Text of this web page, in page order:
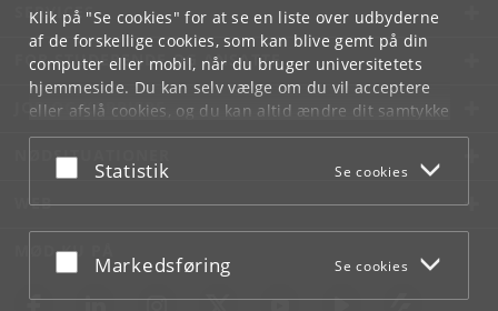
Klik på "Se cookies" for at se en liste over udbyderne
af de forskellige cookies, som kan blive gemt på din
computer eller mobil, når du bruger universitetets
hjemmeside. Du kan selv vælge om du vil acceptere
eller afslå cookies, og du kan altid ændre dit samtykke
underCookie- og privatlivspolitiksom du finder i
bunden af hver side.
Acceptér eller afslå
Statistik Se cookies
Acceptér eller afslå
Markedsføring Se cookies
SERVICES
FOR STUDERENDE OG ANSATTE
JOB OG KARRIERE
NØDSITUATIONER
WEB
MØD KU PÅ